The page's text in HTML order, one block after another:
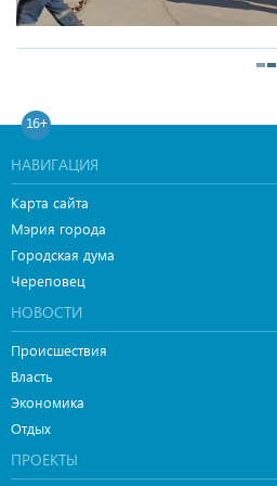
16+
НАВИГАЦИЯ
Карта сайта
Мэрия города
Городская дума
Череповец
НОВОСТИ
Происшествия
Власть
Экономика
Отдых
ПРОЕКТЫ